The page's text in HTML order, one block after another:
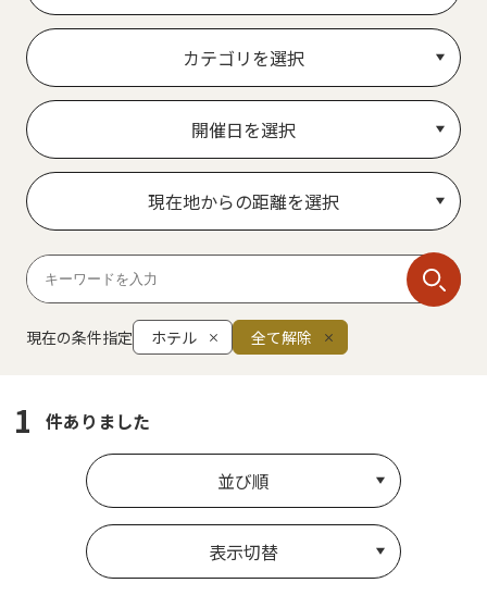
カテゴリを選択
開催日を選択
現在地からの距離を選択
現在の条件指定 ホテル 全て解除
1 件ありました
並び順
表示切替